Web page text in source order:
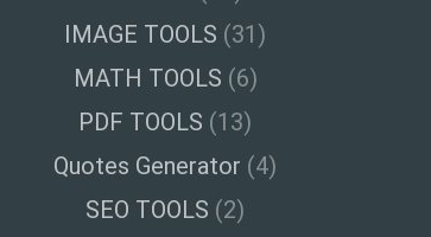
IMAGE TOOLS (31)
MATH TOOLS (6)
PDF TOOLS (13)
Quotes Generator (4)
SEO TOOLS (2)